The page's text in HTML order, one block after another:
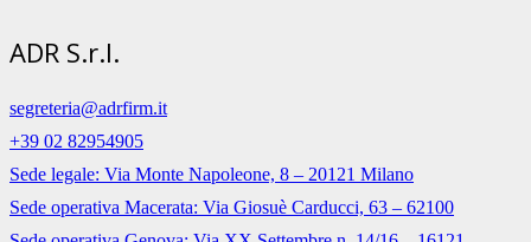
ADR S.r.l.
segreteria@adrfirm.it
+39 02 82954905
Sede legale: Via Monte Napoleone, 8 – 20121 Milano
Sede operativa Macerata: Via Giosuè Carducci, 63 – 62100